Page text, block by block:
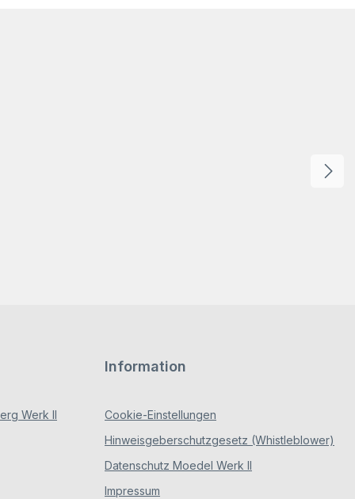
Werk II
Information
Cookie-Einstellungen
Hinweisgeberschutzgesetz (Whistleblower)
Datenschutz Moedel Werk II
Impressum